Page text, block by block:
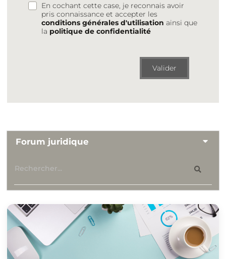
En cochant cette case, je reconnais avoir
pris connaissance et accepter les
conditions générales d'utilisation ainsi que
la politique de confidentialité
Valider
Forum juridique